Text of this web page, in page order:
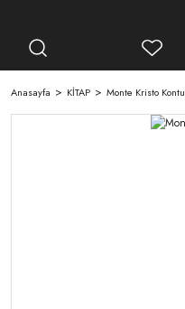
Anasayfa KİTAP Monte Kristo Kontu